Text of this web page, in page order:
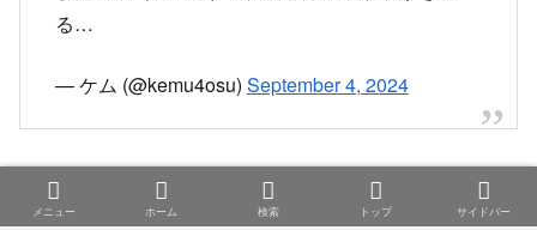
る…
— ケム (@kemu4osu) September 4, 2024
犬山線の下小田井辺りで人身事故かー。
メニュー ホーム 検索 トップ サイドバー